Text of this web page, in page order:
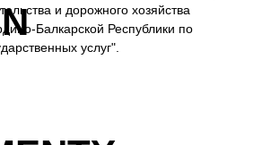
и дорожного хозяйства
Балкарской Республики по
услуг".